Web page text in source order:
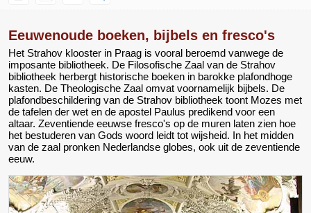
Eeuwenoude boeken, bijbels en fresco's
Het Strahov klooster in Praag is vooral beroemd vanwege de
imposante bibliotheek. De Filosofische Zaal van de Strahov
bibliotheek herbergt historische boeken in barokke plafondhoge
kasten. De Theologische Zaal omvat voornamelijk bijbels. De
plafondbeschildering van de Strahov bibliotheek toont Mozes met
de tafelen der wet en de apostel Paulus predikend voor een
altaar. Zeventiende eeuwse fresco's op de muren laten zien hoe
het bestuderen van Gods woord leidt tot wijsheid. In het midden
van de zaal pronken Nederlandse globes, ook uit de zeventiende
eeuw.